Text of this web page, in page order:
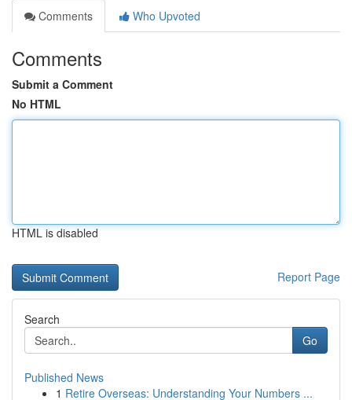
Comments
Who Upvoted
Comments
Submit a Comment
No HTML
HTML is disabled
Report Page
Search
Go
Published News
1 Retire Overseas: Understanding Your Numbers ...